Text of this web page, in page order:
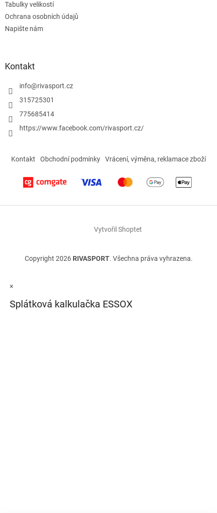
Tabulky velikostí
Ochrana osobních údajů
Napište nám
Kontakt
info@rivasport.cz
315725301
775685414
https://www.facebook.com/rivasport.cz/
Kontakt Obchodní podmínky Vrácení, výměna, reklamace zboží
Vytvořil Shoptet
Copyright 2026 RIVASPORT. Všechna práva vyhrazena.
×
Splátková kalkulačka ESSOX